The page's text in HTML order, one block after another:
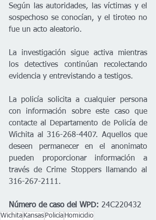
Según las autoridades, las víctimas y el
sospechoso se conocían, y el tiroteo no
fue un acto aleatorio.
La investigación sigue activa mientras
los detectives continúan recolectando
evidencia y entrevistando a testigos.
La policía solicita a cualquier persona
con información sobre este caso que
contacte al Departamento de Policía de
Wichita al 316-268-4407. Aquellos que
deseen permanecer en el anonimato
pueden proporcionar información a
través de Crime Stoppers llamando al
316-267-2111.
Número de caso del WPD: 24C220432
Wichita Kansas Policía Homicidio